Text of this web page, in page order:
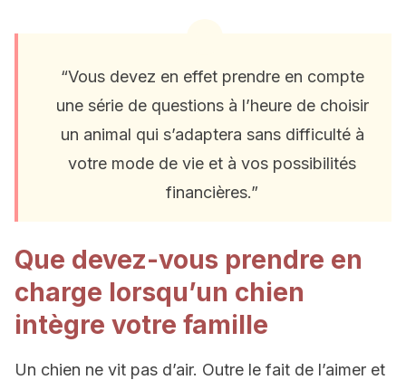
“Vous devez en effet prendre en compte
une série de questions à l’heure de choisir
un animal qui s’adaptera sans difficulté à
votre mode de vie et à vos possibilités
financières.”
Que devez-vous prendre en
charge lorsqu’un chien
intègre votre famille
Un chien ne vit pas d’air. Outre le fait de l’aimer et